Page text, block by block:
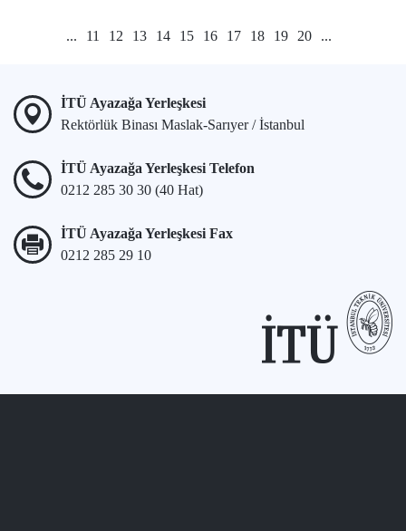
... 11 12 13 14 15 16 17 18 19 20 ...
İTÜ Ayazağa Yerleşkesi
Rektörlük Binası Maslak-Sarıyer / İstanbul
İTÜ Ayazağa Yerleşkesi Telefon
0212 285 30 30 (40 Hat)
İTÜ Ayazağa Yerleşkesi Fax
0212 285 29 10